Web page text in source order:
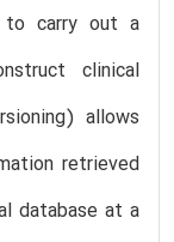
carry out a
clinical
allows
retrieved
database at a